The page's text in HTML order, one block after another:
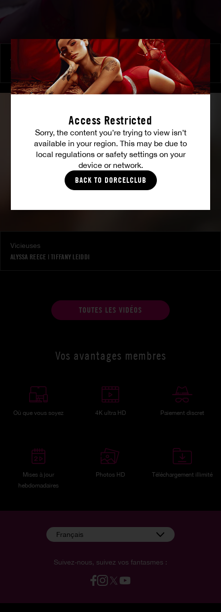
Access Restricted
Sorry, the content you’re trying to view isn’t
available in your region. This may be due to
local regulations or safety settings on your
device or network.
BACK TO DORCELCLUB
À ses ordres
SHALINA DEVINE
Vicieuses
ALYSSA REECE |TIFFANY LEIDDI
TOUTES LES VIDÉOS
Vos avantages membres
Où que vous soyez 4K ultra HD Paiement discret
Mises à jour
hebdomadaires
Photos HD Téléchargement illimité
Suivez-nous, suivez vos fantasmes :
Français